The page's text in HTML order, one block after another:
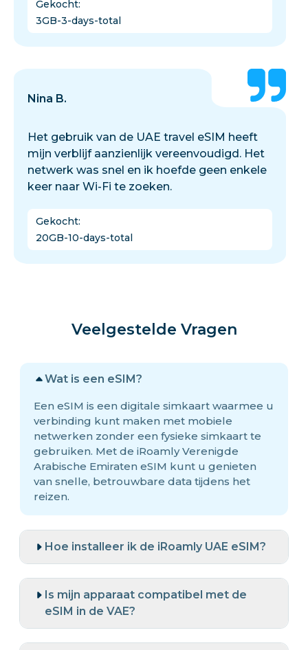
Gekocht:
3GB-3-days-total
Nina B.
Het gebruik van de UAE travel eSIM heeft
mijn verblijf aanzienlijk vereenvoudigd. Het
netwerk was snel en ik hoefde geen enkele
keer naar Wi-Fi te zoeken.
Gekocht:
20GB-10-days-total
Veelgestelde Vragen
Wat is een eSIM?
Een eSIM is een digitale simkaart waarmee u
verbinding kunt maken met mobiele
netwerken zonder een fysieke simkaart te
gebruiken. Met de iRoamly Verenigde
Arabische Emiraten eSIM kunt u genieten
van snelle, betrouwbare data tijdens het
reizen.
Hoe installeer ik de iRoamly UAE eSIM?
Is mijn apparaat compatibel met de
eSIM in de VAE?